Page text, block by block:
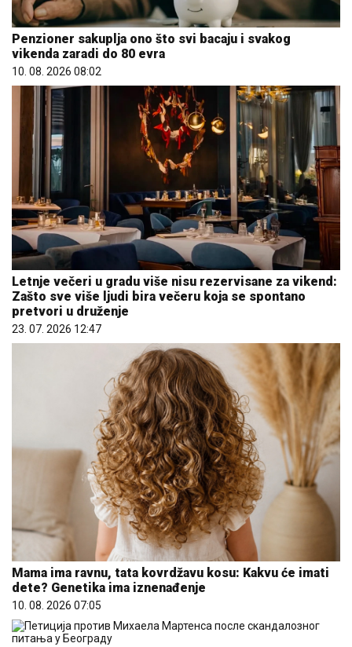
Penzioner sakuplja ono što svi bacaju i svakog
vikenda zaradi do 80 evra
10. 08. 2026 08:02
Letnje večeri u gradu više nisu rezervisane za vikend:
Zašto sve više ljudi bira večeru koja se spontano
pretvori u druženje
23. 07. 2026 12:47
Mama ima ravnu, tata kovrdžavu kosu: Kakvu će imati
dete? Genetika ima iznenađenje
10. 08. 2026 07:05